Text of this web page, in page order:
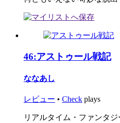
46:アストゥール戦記
ななあし
レビュー • Check plays
リアルタイム・ファンタ